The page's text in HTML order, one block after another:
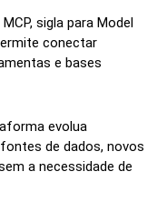
sigla para Model
conectar
e bases
evolua
de dados, novos
a necessidade de